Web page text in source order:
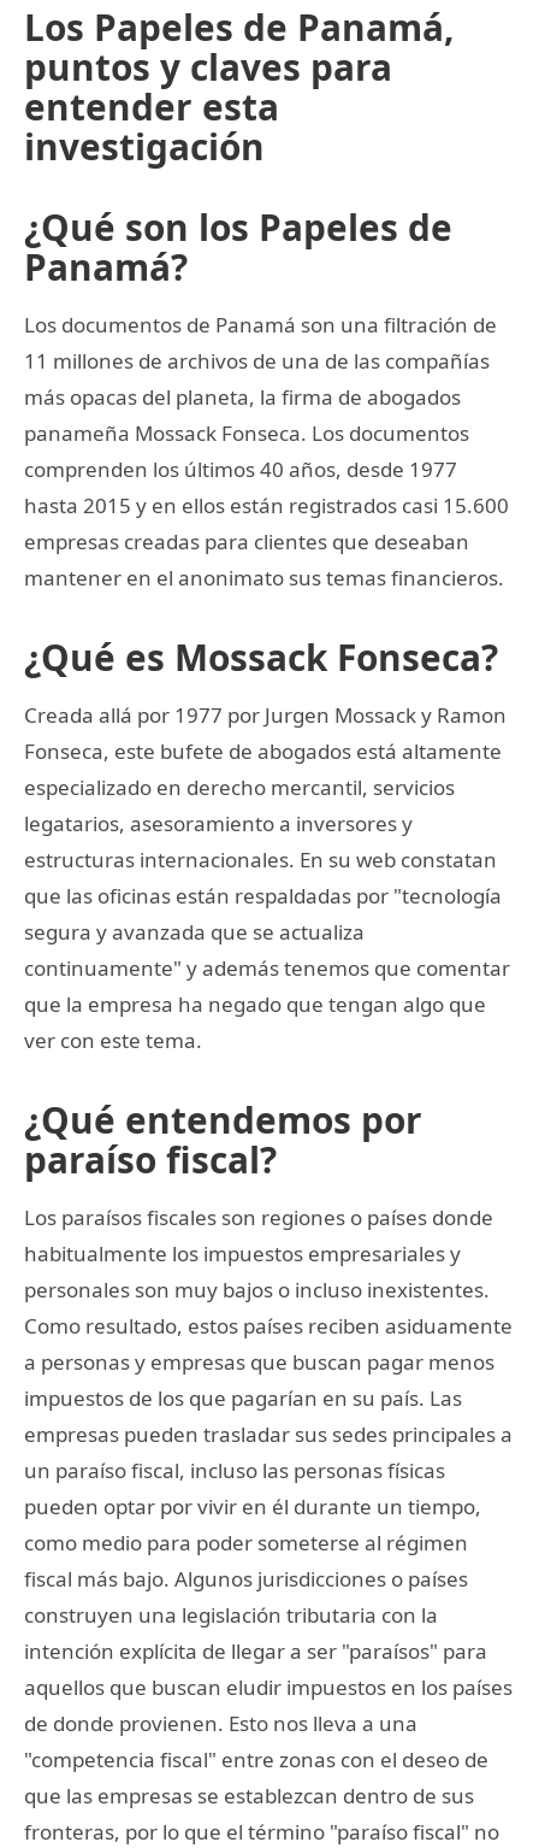
Los Papeles de Panamá,
puntos y claves para
entender esta
investigación
¿Qué son los Papeles de
Panamá?
Los documentos de Panamá son una filtración de
11 millones de archivos de una de las compañías
más opacas del planeta, la firma de abogados
panameña Mossack Fonseca. Los documentos
comprenden los últimos 40 años, desde 1977
hasta 2015 y en ellos están registrados casi 15.600
empresas creadas para clientes que deseaban
mantener en el anonimato sus temas financieros.
¿Qué es Mossack Fonseca?
Creada allá por 1977 por Jurgen Mossack y Ramon
Fonseca, este bufete de abogados está altamente
especializado en derecho mercantil, servicios
legatarios, asesoramiento a inversores y
estructuras internacionales. En su web constatan
que las oficinas están respaldadas por "tecnología
segura y avanzada que se actualiza
continuamente" y además tenemos que comentar
que la empresa ha negado que tengan algo que
ver con este tema.
¿Qué entendemos por
paraíso fiscal?
Los paraísos fiscales son regiones o países donde
habitualmente los impuestos empresariales y
personales son muy bajos o incluso inexistentes.
Como resultado, estos países reciben asiduamente
a personas y empresas que buscan pagar menos
impuestos de los que pagarían en su país. Las
empresas pueden trasladar sus sedes principales a
un paraíso fiscal, incluso las personas físicas
pueden optar por vivir en él durante un tiempo,
como medio para poder someterse al régimen
fiscal más bajo. Algunos jurisdicciones o países
construyen una legislación tributaria con la
intención explícita de llegar a ser "paraísos" para
aquellos que buscan eludir impuestos en los países
de donde provienen. Esto nos lleva a una
"competencia fiscal" entre zonas con el deseo de
que las empresas se establezcan dentro de sus
fronteras, por lo que el término "paraíso fiscal" no